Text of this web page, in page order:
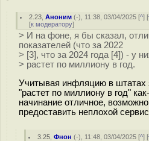
2.23 ,Аноним (-), 11:38, 03/04/2025 [^] [
[к модератору]
> И на фоне, я бы сказал,
показателей (что за 2022
> [3], что за 2024 года [4]) - у
> растет по миллиону в год.
Учитывая инфляцию в штатах
"растет по миллиону в год"
начинание отличное,
предоставить неплохой
3.25 ,Фнон (-), 11:48, 03/04/2025 [^] [